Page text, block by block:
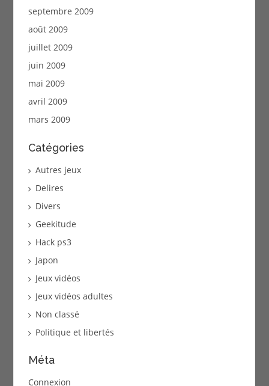
septembre 2009
août 2009
juillet 2009
juin 2009
mai 2009
avril 2009
mars 2009
Catégories
Autres jeux
Delires
Divers
Geekitude
Hack ps3
Japon
Jeux vidéos
Jeux vidéos adultes
Non classé
Politique et libertés
Méta
Connexion